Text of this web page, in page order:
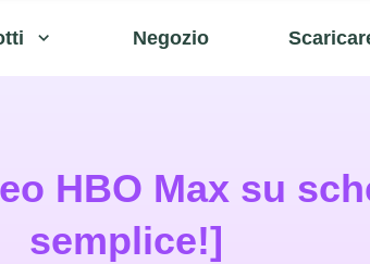
Negozio
HBO Max su
semplice!]